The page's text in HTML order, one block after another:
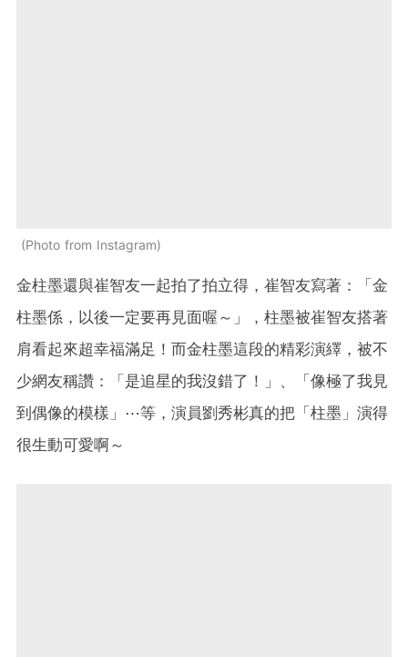
Photo from Instagram
金柱墨還與崔智友一起拍了拍立得，崔智友寫著：「金
柱墨係，以後一定要再見面喔～」，柱墨被崔智友搭著
肩看起來超幸福滿足！而金柱墨這段的精彩演繹，被不
少網友稱讚：「是追星的我沒錯了！」、「像極了我見
到偶像的模樣」⋯等，演員劉秀彬真的把「柱墨」演得
很生動可愛啊～